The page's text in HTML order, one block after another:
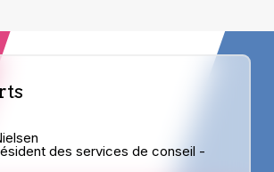
des services de conseil -